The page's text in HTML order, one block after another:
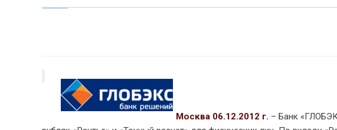
Москва 06.12.2012 г. – Банк